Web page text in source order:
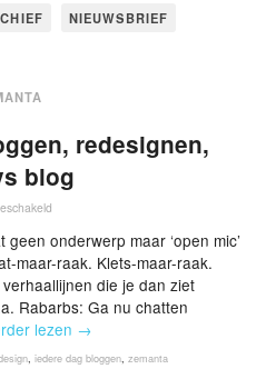
NIEUWSBRIEF
redesignen,
blog
onderwerp maar ‘open mic’
maar-raak. Klets-maar-raak.
die je dan ziet
Rabarbs: Ga nu chatten
lezen →
, iedere dag bloggen, zemanta